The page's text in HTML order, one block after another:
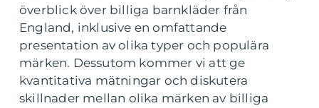
överblick över billiga barnkläder från
England, inklusive en omfattande
presentation av olika typer och populära
märken. Dessutom kommer vi att ge
kvantitativa mätningar och diskutera
skillnader mellan olika märken av billiga